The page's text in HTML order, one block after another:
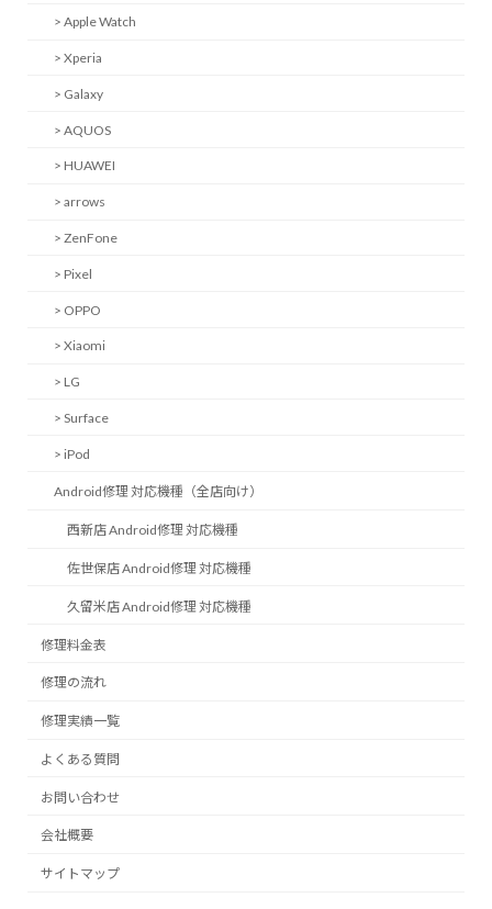
> Apple Watch
> Xperia
> Galaxy
> AQUOS
> HUAWEI
> arrows
> ZenFone
> Pixel
> OPPO
> Xiaomi
> LG
> Surface
> iPod
Android修理 対応機種（全店向け）
西新店 Android修理 対応機種
佐世保店 Android修理 対応機種
久留米店 Android修理 対応機種
修理料金表
修理の流れ
修理実績一覧
よくある質問
お問い合わせ
会社概要
サイトマップ